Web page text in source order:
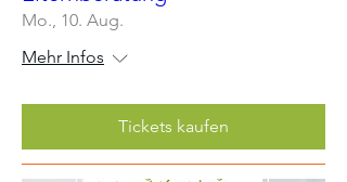
Mo., 10. Aug.
Mehr Infos
Tickets kaufen